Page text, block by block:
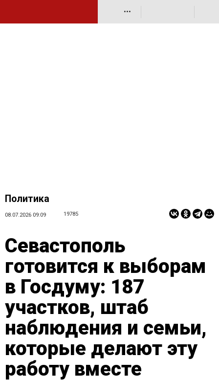
•••
Политика
08.07.2026 09:09 19785
Севастополь
готовится к выборам
в Госдуму: 187
участков, штаб
наблюдения и семьи,
которые делают эту
работу вместе